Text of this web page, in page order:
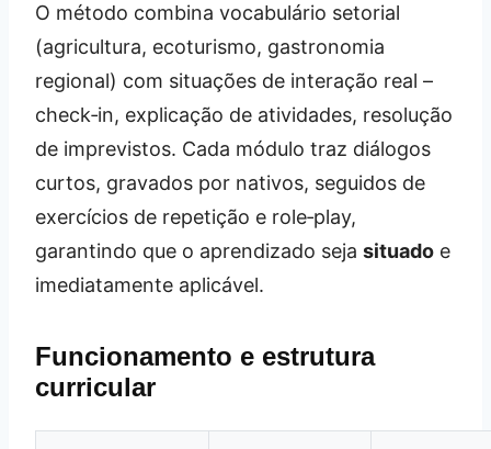
O método combina vocabulário setorial
(agricultura, ecoturismo, gastronomia
regional) com situações de interação real –
check‑in, explicação de atividades, resolução
de imprevistos. Cada módulo traz diálogos
curtos, gravados por nativos, seguidos de
exercícios de repetição e role‑play,
garantindo que o aprendizado seja situado e
imediatamente aplicável.
Funcionamento e estrutura
curricular